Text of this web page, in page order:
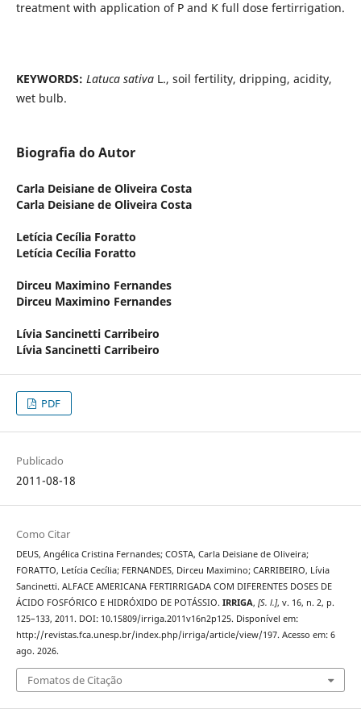
treatment with application of P and K full dose fertirrigation.
KEYWORDS: Latuca sativaL., soil fertility, dripping, acidity,
wet bulb.
Biografia do Autor
Carla Deisiane de Oliveira Costa
Carla Deisiane de Oliveira Costa
Letícia Cecília Foratto
Letícia Cecília Foratto
Dirceu Maximino Fernandes
Dirceu Maximino Fernandes
Lívia Sancinetti Carribeiro
Lívia Sancinetti Carribeiro
PDF
Publicado
2011-08-18
Como Citar
DEUS, Angélica Cristina Fernandes; COSTA, Carla Deisiane de Oliveira;
FORATTO, Letícia Cecília; FERNANDES, Dirceu Maximino; CARRIBEIRO, Lívia
Sancinetti. ALFACE AMERICANA FERTIRRIGADA COM DIFERENTES DOSES DE
ÁCIDO FOSFÓRICO E HIDRÓXIDO DE POTÁSSIO. IRRIGA, [S. l.], v. 16, n. 2, p.
125–133, 2011. DOI: 10.15809/irriga.2011v16n2p125. Disponível em:
http://revistas.fca.unesp.br/index.php/irriga/article/view/197. Acesso em: 6
ago. 2026.
Fomatos de Citação